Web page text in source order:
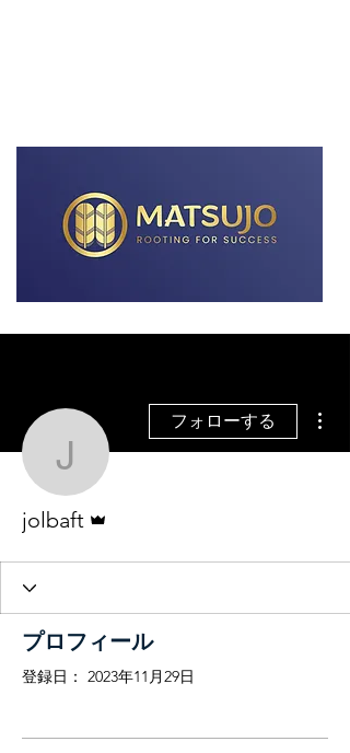
jolbaft
フォローする
jolbaft
プロフィール
登録日： 2023年11月29日